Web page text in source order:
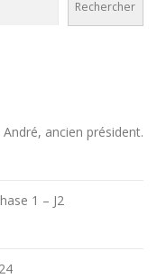
Rechercher
André, ancien président.
1 – J2